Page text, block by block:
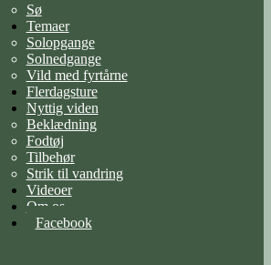
Sø
Temaer
Solopgange
Solnedgange
Vild med fyrtårne
Flerdagsture
Nyttig viden
Beklædning
Fodtøj
Tilbehør
Strik til vandring
Videoer
Om os
Facebook